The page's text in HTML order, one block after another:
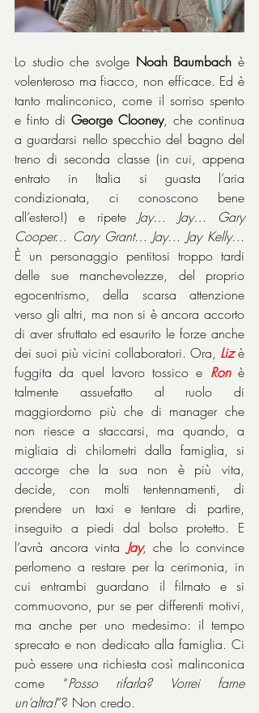
Lo studio che svolge Noah Baumbach è
volenteroso ma fiacco, non efficace. Ed è
tanto malinconico, come il sorriso spento
e finto di George Clooney, che continua
a guardarsi nello specchio del bagno del
treno di seconda classe (in cui, appena
entrato in Italia si guasta l’aria
condizionata, ci conoscono bene
all’estero!) e ripete Jay… Jay… Gary
Cooper… Cary Grant… Jay… Jay Kelly…
È un personaggio pentitosi troppo tardi
delle sue manchevolezze, del proprio
egocentrismo, della scarsa attenzione
verso gli altri, ma non si è ancora accorto
di aver sfruttato ed esaurito le forze anche
dei suoi più vicini collaboratori. Ora, Liz è
fuggita da quel lavoro tossico e Ron è
talmente assuefatto al ruolo di
maggiordomo più che di manager che
non riesce a staccarsi, ma quando, a
migliaia di chilometri dalla famiglia, si
accorge che la sua non è più vita,
decide, con molti tentennamenti, di
prendere un taxi e tentare di partire,
inseguito a piedi dal bolso protetto. E
l’avrà ancora vinta Jay, che lo convince
perlomeno a restare per la cerimonia, in
cui entrambi guardano il filmato e si
commuovono, pur se per differenti motivi,
ma anche per uno medesimo: il tempo
sprecato e non dedicato alla famiglia. Ci
può essere una richiesta così malinconica
come “Posso rifarla? Vorrei farne
un’altra!”? Non credo.